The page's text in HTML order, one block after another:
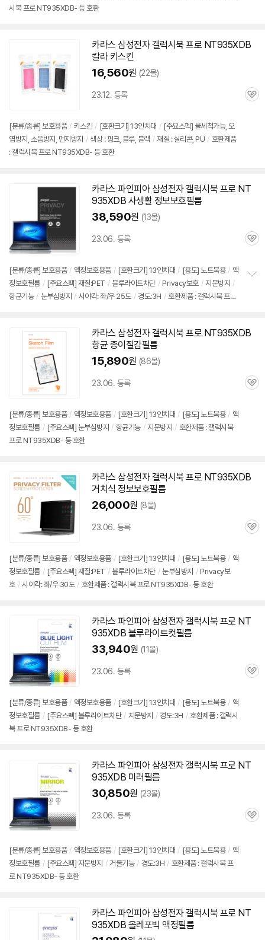
시북 프로 NT935XDB- 등 호환
카라스 삼성전자 갤럭시북 프로 NT935XDB
칼라 키스킨
16,560원 (22몰)
23.12. 등록
관
[분류/종류] 보호용품 / 키스킨 / [호환크기] 13인치대 / [주요스펙] 물세척가능, 오
염방지, 소음방지, 먼지방지 / 색상 : 핑크, 블루, 블랙 / 재질 : 실리콘, PU / 호환제품
: 갤럭시북 프로 NT935XDB- 등 호환
카라스 파인피아 삼성전자 갤럭시북 프로 NT
935XDB 사생활 정보보호필름
38,590원 (13몰)
23.06. 등록
관
[분류/종류] 보호용품 / 액정보호용품 / [호환크기] 13인치대 / [용도] 노트북용 / 액
정보호필름 / [주요스펙] 재질:PET / 블루라이트차단 / Privacy보호 / 지문방지 /
항균기능 / 눈부심방지 / 시야각: 좌/우 25도 / 경도:3H / 호환제품 : 갤럭시북 프로
카라스 삼성전자 갤럭시북 프로 NT935XDB
항균 종이질감필름
15,890원 (86몰)
23.06. 등록
관
[분류/종류] 보호용품 / 액정보호용품 / [호환크기] 13인치대 / [용도] 노트북용 / 액
정보호필름 / [주요스펙] 눈부심방지 / 항균기능 / 지문방지 / 호환제품 : 갤럭시북
프로 NT935XDB- 등 호환
카라스 삼성전자 갤럭시북 프로 NT935XDB
거치식 정보보호필름
26,000원 (8몰)
23.06. 등록
관
[분류/종류] 보호용품 / 액정보호용품 / [호환크기] 13인치대 / [용도] 노트북용 / 액
정보호필름 / [주요스펙] 재질:PET / 블루라이트차단 / 눈부심방지 / Privacy보
호 / 시야각: 좌/우 30도 / 호환제품 : 갤럭시북 프로 NT935XDB- 등 호환
카라스 파인피아 삼성전자 갤럭시북 프로 NT
935XDB 블루라이트컷필름
33,940원 (11몰)
23.06. 등록
관
[분류/종류] 보호용품 / 액정보호용품 / [호환크기] 13인치대 / [용도] 노트북용 / 액
정보호필름 / [주요스펙] 블루라이트차단 / 지문방지 / 경도:3H / 호환제품 : 갤럭시
북 프로 NT935XDB- 등 호환
카라스 파인피아 삼성전자 갤럭시북 프로 NT
935XDB 미러필름
30,850원 (23몰)
23.06. 등록
관
[분류/종류] 보호용품 / 액정보호용품 / [호환크기] 13인치대 / [용도] 노트북용 / 액
정보호필름 / [주요스펙] 지문방지 / 거울기능 / 경도:3H / 호환제품 : 갤럭시북 프
로 NT935XDB- 등 호환
카라스 파인피아 삼성전자 갤럭시북 프로 NT
935XDB 올레포빅 액정필름